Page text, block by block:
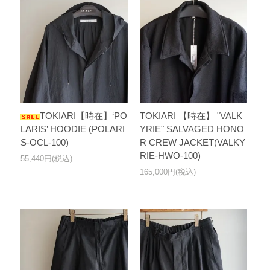
TOKIARI【時在】‘PO
LARIS’ HOODIE (POLARI
S-OCL-100)
55,440円(税込)
TOKIARI 【時在】 "VALK
YRIE" SALVAGED HONO
R CREW JACKET(VALKY
RIE-HWO-100)
165,000円(税込)